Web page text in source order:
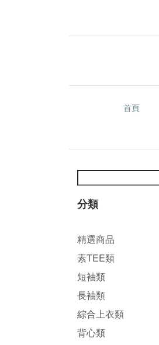
首頁
分類
精選商品
素TEE類
短袖類
長袖類
綜合上衣類
背心類